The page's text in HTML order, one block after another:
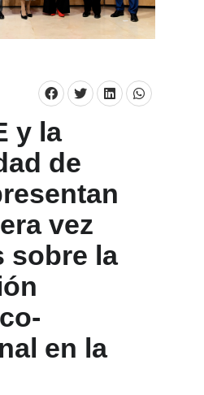
y la
de
vez
sobre la
en la